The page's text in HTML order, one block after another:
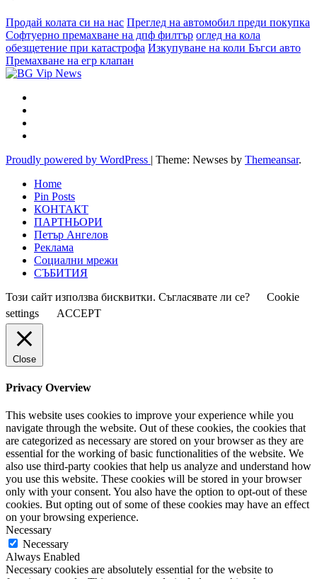
Продай колата си на нас Преглед на автомобил преди покупка
Софтуерно премахване на дпф филтър оглед на кола
обезщетение при катастрофа Изкупуване на коли Бъгси авто
Премахване на егр клапан
Proudly powered by WordPress | Theme: Newses by Themeansar.
Home
Pin Posts
КОНТАКТ
ПАРТНЬОРИ
Петър Ангелов
Реклама
Социални мрежи
СЪБИТИЯ
Този сайт използва бисквитки. Съгласявате ли се?
Cookie
settings
ACCEPT
Close
Privacy Overview
This website uses cookies to improve your experience while you
navigate through the website. Out of these cookies, the cookies that
are categorized as necessary are stored on your browser as they are
essential for the working of basic functionalities of the website. We
also use third-party cookies that help us analyze and understand how
you use this website. These cookies will be stored in your browser
only with your consent. You also have the option to opt-out of these
cookies. But opting out of some of these cookies may have an effect
on your browsing experience.
Necessary
Necessary
Always Enabled
Necessary cookies are absolutely essential for the website to